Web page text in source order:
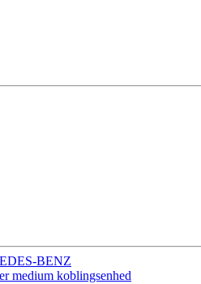
BENZ
medium koblingsenhed